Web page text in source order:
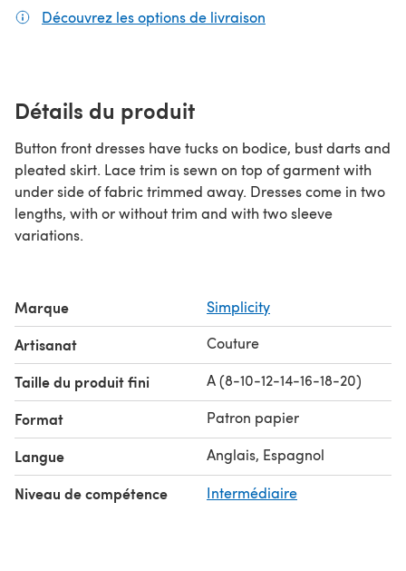
Découvrez les options de livraison
Détails du produit
Button front dresses have tucks on bodice, bust darts and
pleated skirt. Lace trim is sewn on top of garment with
under side of fabric trimmed away. Dresses come in two
lengths, with or without trim and with two sleeve
variations.
Marque Simplicity
Artisanat Couture
Taille du produit fini A (8-10-12-14-16-18-20)
Format Patron papier
Langue Anglais, Espagnol
Niveau de compétence Intermédiaire